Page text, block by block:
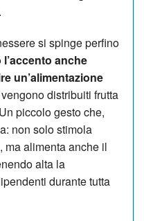
si spinge perfino
anche
un’alimentazione
distribuiti frutta
piccolo gesto che,
non solo stimola
ma alimenta anche il
alta la
durante tutta